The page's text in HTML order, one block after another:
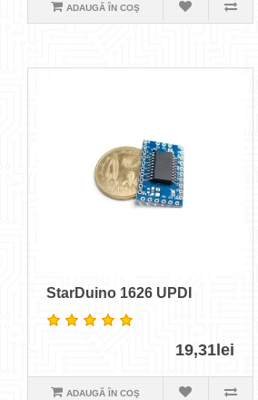
ADAUGĂ ÎN COŞ
StarDuino 1626 UPDI
19,31lei
ADAUGĂ ÎN COŞ